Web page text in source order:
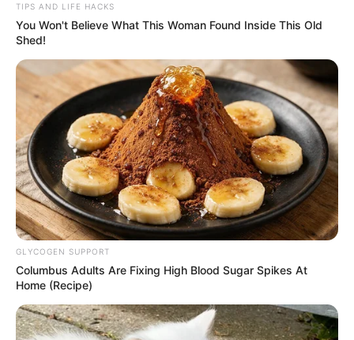
TIPS AND LIFE HACKS
You Won't Believe What This Woman Found Inside This Old
Shed!
GLYCOGEN SUPPORT
Columbus Adults Are Fixing High Blood Sugar Spikes At
Home (Recipe)